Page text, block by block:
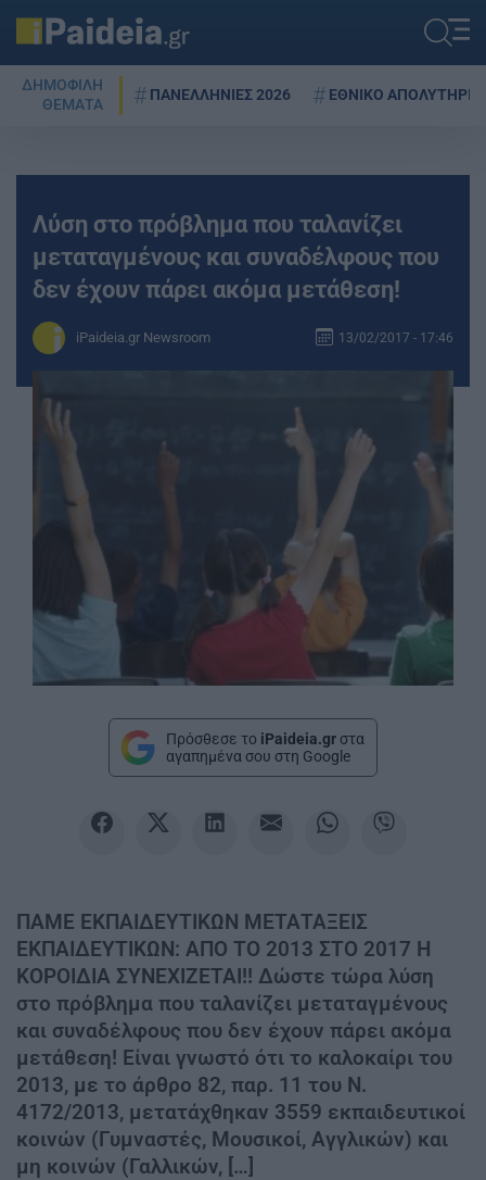
ΔΗΜΟΦΙΛΗ
ΘΕΜΑΤΑ
ΠΑΝΕΛΛΗΝΙΕΣ 2026 ΕΘΝΙΚΟ ΑΠΟΛΥΤΗΡΙΟ
Λύση στο πρόβλημα που ταλανίζει
μεταταγμένους και συναδέλφους που
δεν έχουν πάρει ακόμα μετάθεση!
iPaideia.gr Newsroom 13/02/2017 - 17:46
Πρόσθεσε το iPaideia.gr στα
αγαπημένα σου στη Google
ΠΑΜΕ ΕΚΠΑΙΔΕΥΤΙΚΩΝ ΜΕΤΑΤΑΞΕΙΣ
ΕΚΠΑΙΔΕΥΤΙΚΩΝ: ΑΠΟ ΤΟ 2013 ΣΤΟ 2017 Η
ΚΟΡΟΙΔΙΑ ΣΥΝΕΧΙΖΕΤΑΙ!! Δώστε τώρα λύση
στο πρόβλημα που ταλανίζει μεταταγμένους
και συναδέλφους που δεν έχουν πάρει ακόμα
μετάθεση! Είναι γνωστό ότι το καλοκαίρι του
2013, με το άρθρο 82, παρ. 11 του Ν.
4172/2013, μετατάχθηκαν 3559 εκπαιδευτικοί
κοινών (Γυμναστές, Μουσικοί, Αγγλικών) και
μη κοινών (Γαλλικών, […]